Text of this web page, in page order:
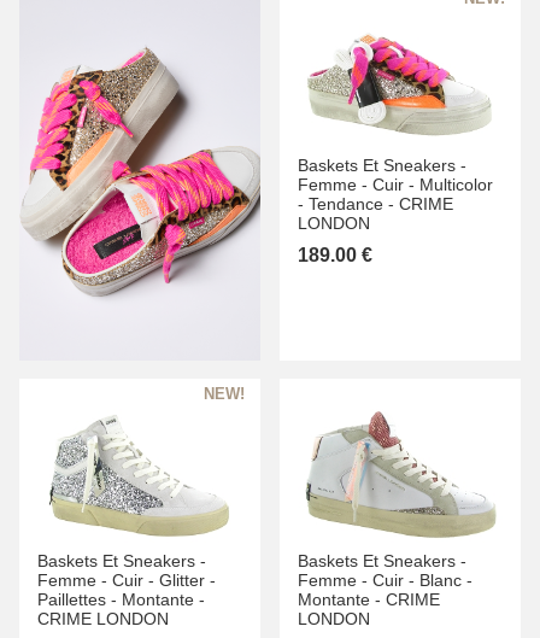
Baskets Et Sneakers -
Femme - Cuir - Multicolor
- Tendance - CRIME
LONDON
189.00 €
Baskets Et Sneakers -
Femme - Cuir - Glitter -
Paillettes - Montante -
CRIME LONDON
Baskets Et Sneakers -
Femme - Cuir - Blanc -
Montante - CRIME
LONDON